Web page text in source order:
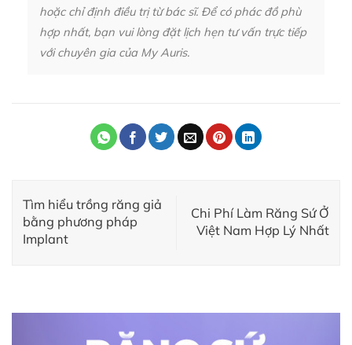
hoặc chỉ định điều trị từ bác sĩ. Để có phác đồ phù
hợp nhất, bạn vui lòng đặt lịch hẹn tư vấn trực tiếp
với chuyên gia của My Auris.
Tìm hiểu trồng răng giả
bằng phương pháp
Implant
Chi Phí Làm Răng Sứ Ở
Việt Nam Hợp Lý Nhất